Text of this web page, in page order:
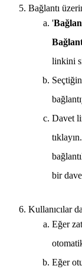
Bağlantı
'
linkini
Davet
bir
Kullanıcılar
Eğer
Eğer